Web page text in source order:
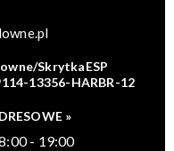
SkrytkaESP
13356-HARBR-12
»
- 19:00